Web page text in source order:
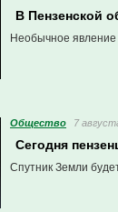
В Пензенской
Необычное
Общество 7
Сегодня
Спутник Земли